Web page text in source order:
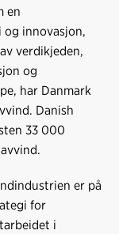
en
innovasjon,
verdikjeden,
og
har Danmark
Danish
33 000
er på
for
i